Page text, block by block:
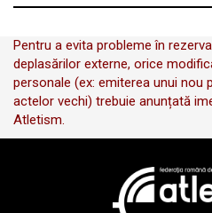
Pentru a evita probleme în
deplasărilor externe, orice
personale (ex: emiterea unui nou
actelor vechi) trebuie anunțată
Atletism.